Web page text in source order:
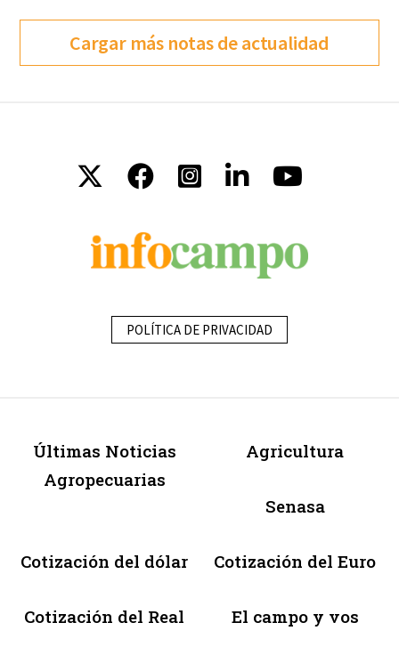
Cargar más notas de actualidad
POLÍTICA DE PRIVACIDAD
Últimas Noticias
Agropecuarias
Agricultura
Senasa
Cotización del dólar Cotización del Euro
Cotización del Real El campo y vos